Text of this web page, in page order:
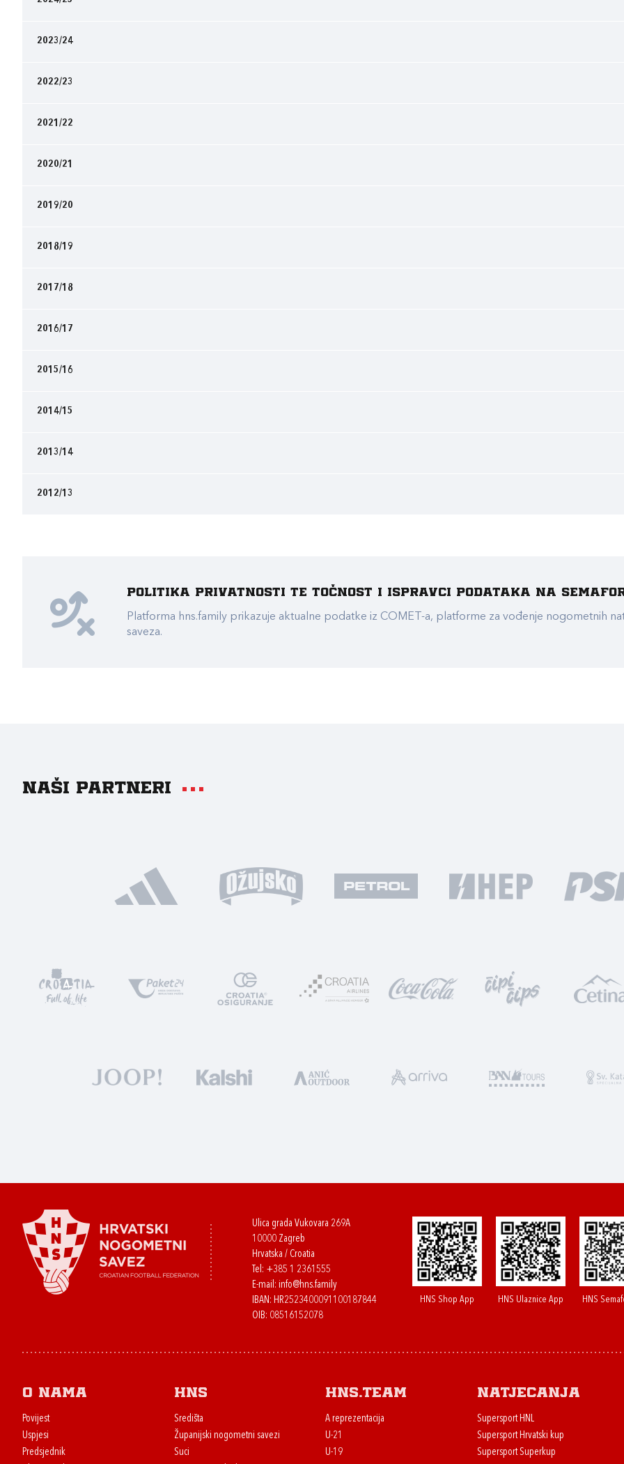
2023/24
2022/23
2021/22
2020/21
2019/20
2018/19
2017/18
2016/17
2015/16
2014/15
2013/14
2012/13
Politika privatnosti te točnost i ispravci podataka na
Platforma hns.family prikazuje aktualne podatke iz COMET-a, platforme za vođenje nogometnih
saveza.
Naši partneri
Ulica grada Vukovara 269A
10000 Zagreb
Hrvatska / Croatia
Tel: +385 1 2361555
E-mail: info@hns.family
IBAN: HR2523400091100187844
OIB: 08516152078
HNS Shop App HNS Ulaznice App HNS
O nama
Povijest
Uspjesi
Predsjednik
HNS
Središta
Županijski nogometni savezi
Suci
HNS.team
A reprezentacija
U-21
U-19
Natjecanja
Supersport HNL
Supersport Hrvatski kup
Supersport Superkup